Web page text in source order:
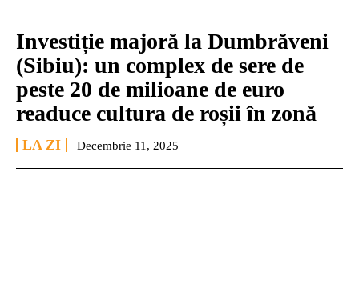
Investiție majoră la Dumbrăveni
(Sibiu): un complex de sere de
peste 20 de milioane de euro
readuce cultura de roșii în zonă
LA ZI Decembrie 11, 2025